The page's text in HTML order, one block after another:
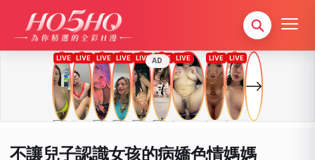
AD
不讓兒子認識女孩的病嬌色情媽媽